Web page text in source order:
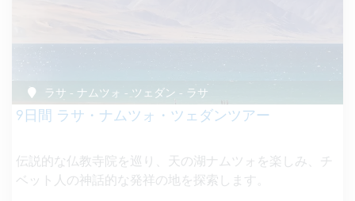
ラサ - ナムツォ - ツェダン - ラサ
9日間 ラサ・ナムツォ・ツェダンツアー
伝説的な仏教寺院を巡り、天の湖ナムツォを楽しみ、チ
ベット人の神話的な発祥の地を探索します。